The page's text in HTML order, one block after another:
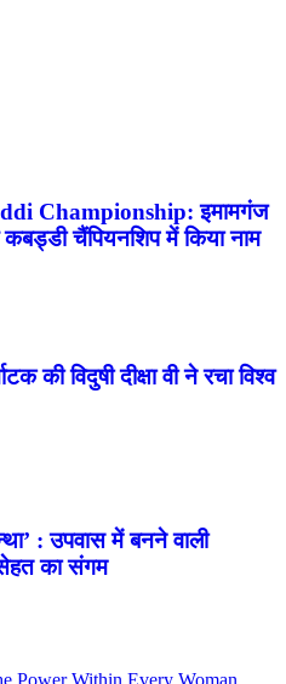
Championship: इमामगंज
चैंपियनशिप में किया नाम
विदुषी दीक्षा वी ने रचा विश्व
: उपवास में बनने वाली
सेहत का संगम